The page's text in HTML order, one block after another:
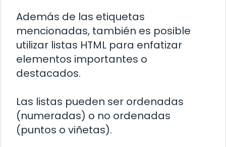
Además de las etiquetas
mencionadas, también es posible
utilizar listas HTML para enfatizar
elementos importantes o
destacados.
Las listas pueden ser ordenadas
(numeradas) o no ordenadas
(puntos o viñetas).